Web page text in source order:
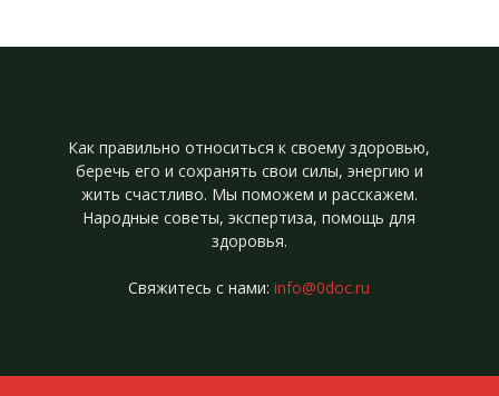
Как правильно относиться к своему здоровью,
беречь его и сохранять свои силы, энергию и
жить счастливо. Мы поможем и расскажем.
Народные советы, экспертиза, помощь для
здоровья.
Свяжитесь с нами:info@0doc.ru